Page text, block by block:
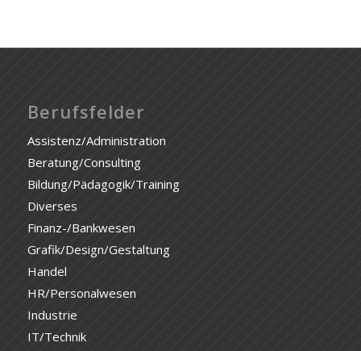
Berufsfelder
Assistenz/Administration
Beratung/Consulting
Bildung/Pädagogik/Training
Diverses
Finanz-/Bankwesen
Grafik/Design/Gestaltung
Handel
HR/Personalwesen
Industrie
IT/Technik